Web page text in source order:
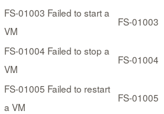
FS-01003 Failed to start a
VM
FS-01003
FS-01004 Failed to stop a
VM
FS-01004
FS-01005 Failed to restart
a VM
FS-01005